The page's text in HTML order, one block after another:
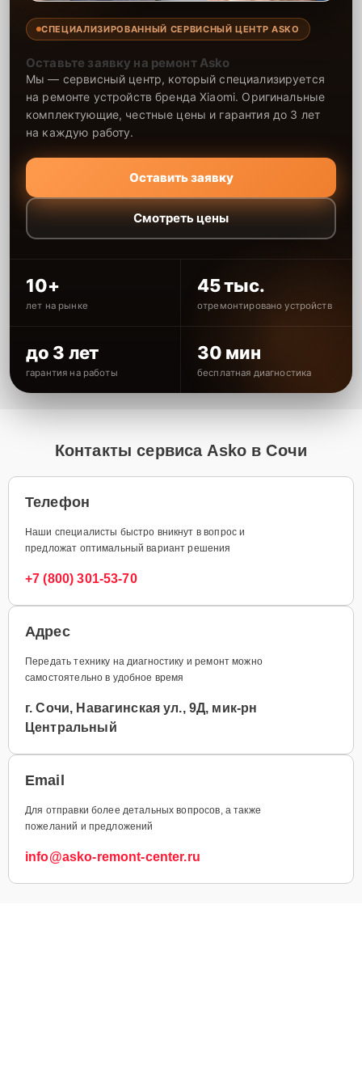
СПЕЦИАЛИЗИРОВАННЫЙ СЕРВИСНЫЙ ЦЕНТР ASKO
Оставьте заявку на ремонт Asko
Мы — сервисный центр, который специализируется
на ремонте устройств бренда Xiaomi. Оригинальные
комплектующие, честные цены и гарантия до 3 лет
на каждую работу.
Оставить заявку
Смотреть цены
10+
лет на рынке
45 тыс.
отремонтировано устройств
до 3 лет
гарантия на работы
30 мин
бесплатная диагностика
Контакты сервиса Asko в Сочи
Телефон
Наши специалисты быстро вникнут в вопрос и
предложат оптимальный вариант решения
+7 (800) 301-53-70
Адрес
Передать технику на диагностику и ремонт можно
самостоятельно в удобное время
г. Сочи, Навагинская ул., 9Д, мик-рн
Центральный
Email
Для отправки более детальных вопросов, а также
пожеланий и предложений
info@asko-remont-center.ru